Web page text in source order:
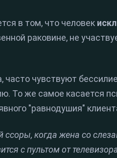
в том, что человек
раковине, не
чувствуют
То же самое касается
"равнодушия"
когда жена со
с пультом от